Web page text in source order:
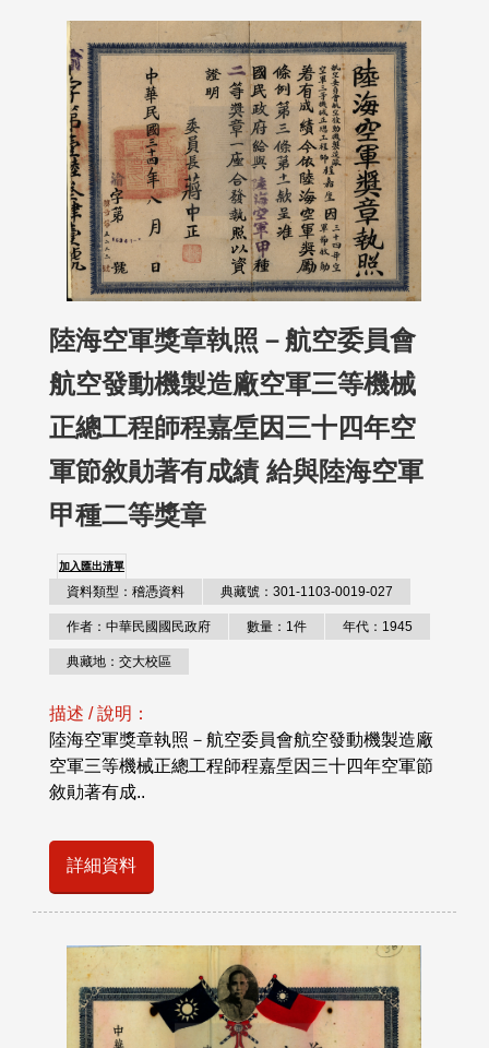
陸海空軍獎章執照－航空委員會
航空發動機製造廠空軍三等機械
正總工程師程嘉垕因三十四年空
軍節敘勛著有成績 給與陸海空軍
甲種二等獎章
加入匯出清單
資料類型：稽憑資料 典藏號：301-1103-0019-027
作者：中華民國國民政府 數量：1件 年代：1945
典藏地：交大校區
描述 / 說明：
陸海空軍獎章執照－航空委員會航空發動機製造廠
空軍三等機械正總工程師程嘉垕因三十四年空軍節
敘勛著有成..
詳細資料